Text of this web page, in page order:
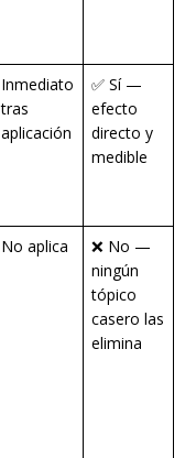
Inmediato
tras
aplicación
✅ Sí —
efecto
directo y
medible
No aplica
❌ No —
ningún
tópico
casero las
elimina